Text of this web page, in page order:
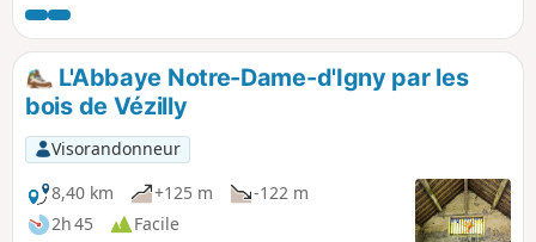
de coteaux.
L'Abbaye Notre-Dame-d'Igny par les
bois de Vézilly
Visorandonneur
8,40 km
+125 m
-122 m
2h 45
Facile